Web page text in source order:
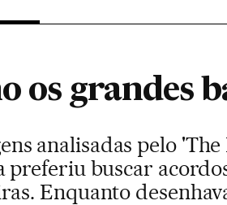
os grandes
analisadas pelo
preferiu buscar
Enquanto